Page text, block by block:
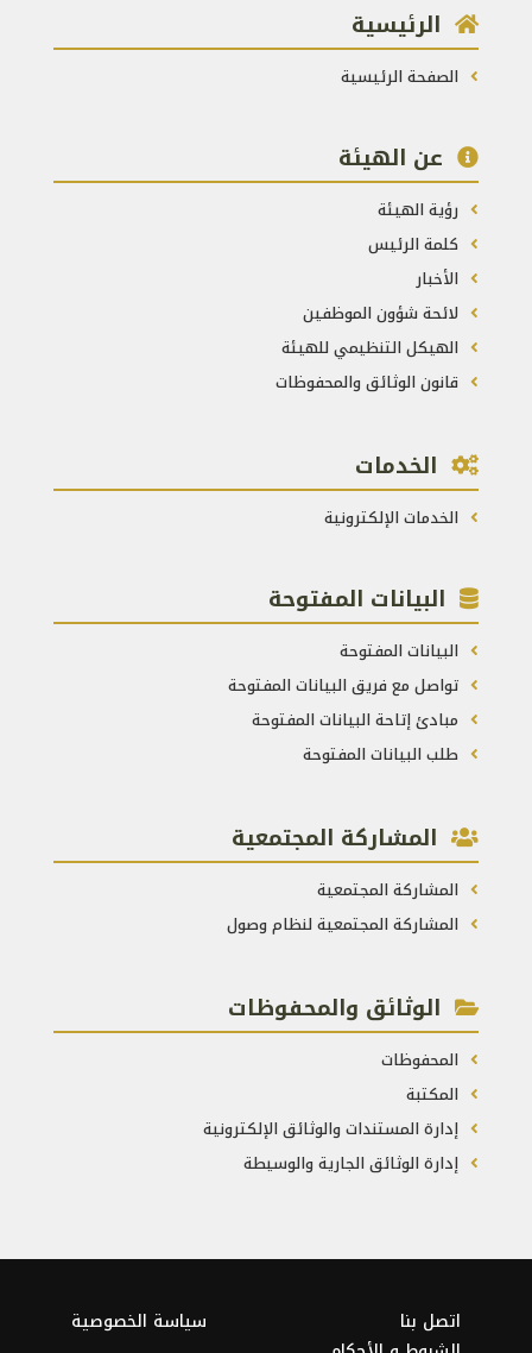
الرئيسية
الصفحة الرئيسية
عن الهيئة
رؤية الهيئة
كلمة الرئيس
الأخبار
لائحة شؤون الموظفين
الهيكل التنظيمي للهيئة
قانون الوثائق والمحفوظات
الخدمات
الخدمات الإلكترونية
البيانات المفتوحة
البيانات المفتوحة
تواصل مع فريق البيانات المفتوحة
مبادئ إتاحة البيانات المفتوحة
طلب البيانات المفتوحة
المشاركة المجتمعية
المشاركة المجتمعية
المشاركة المجتمعية لنظام وصول
الوثائق والمحفوظات
المحفوظات
المكتبة
إدارة المستندات والوثائق الإلكترونية
إدارة الوثائق الجارية والوسيطة
اتصل بنا
سياسة الخصوصية